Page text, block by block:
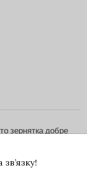
зернятка добре